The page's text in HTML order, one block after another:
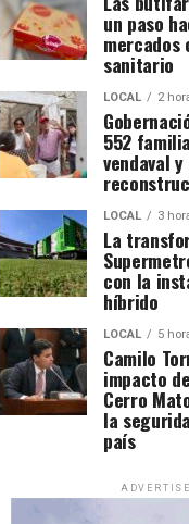
un paso
mercados
sanitario
LOCAL 2
552
vendaval
LOCAL 3
La
con la
híbrido
LOCAL 5
Camilo
impacto
Cerro
la
país